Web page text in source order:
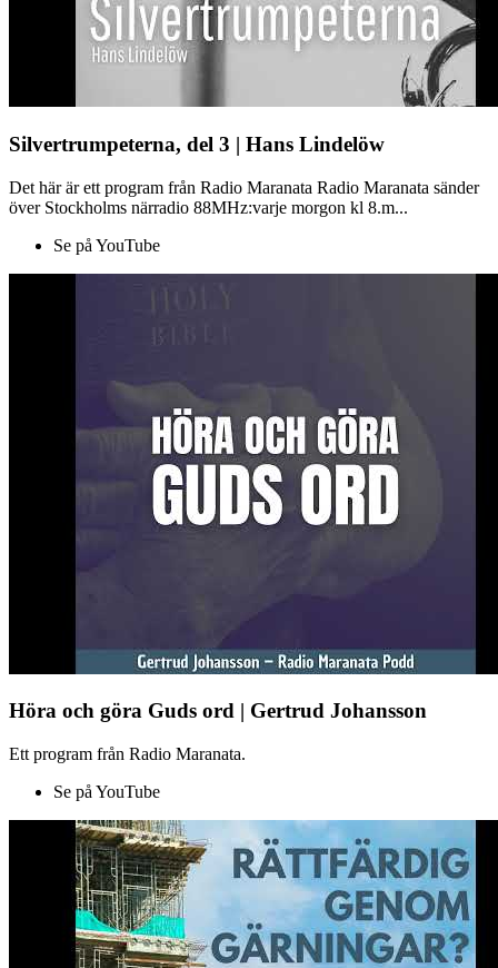
Silvertrumpeterna, del 3 | Hans Lindelöw
Det här är ett program från Radio Maranata Radio Maranata sänder
över Stockholms närradio 88MHz:varje morgon kl 8.m...
Se på YouTube
Höra och göra Guds ord | Gertrud Johansson
Ett program från Radio Maranata.
Se på YouTube